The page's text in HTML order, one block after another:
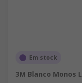
Em stock
3M Blanco Monos L